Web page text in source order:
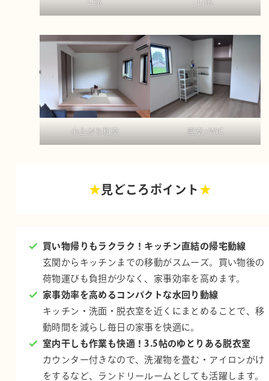
LDK LDK
小上がり和室 寝室+WIC
★ 見どころポイント ★
買い物帰りもラクラク！キッチン直結の帰宅動線
玄関からキッチンまでの移動がスムーズ。買い物後の
荷物運びも負担が少なく、家事効率を高めます。
家事効率を高めるコンパクトな水回り動線
キッチン・洗面・脱衣室を近くにまとめることで、移
動時間を減らし毎日の家事を快適に。
室内干しも作業も快適！3.5帖のゆとりある脱衣室
カウンター付きなので、洗濯物を畳む・アイロンがけ
をするなど、ランドリールームとしても活躍します。